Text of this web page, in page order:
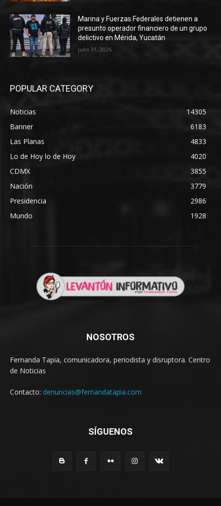
Marina y Fuerzas Federales detienen a
presunto operador financiero de un grupo
delictivo en Mérida, Yucatán
julio 31, 2026
POPULAR CATEGORY
Noticias
14305
Banner
6183
Las Planas
4833
Lo de Hoy lo de Hoy
4020
CDMX
3855
Nación
3779
Presidencia
2986
Mundo
1928
NOSOTROS
Fernanda Tapia, comunicadora, periodista y disruptora. Centro
de Noticias
Contacto: denuncias@fernandatapia.com
SÍGUENOS